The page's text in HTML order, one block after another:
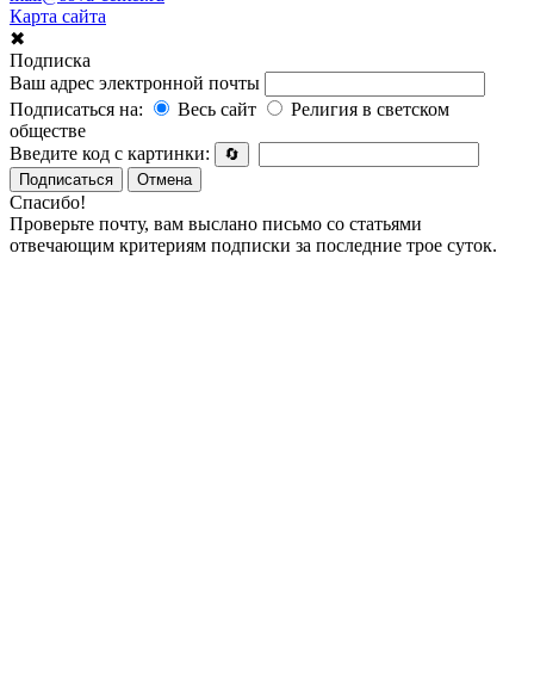
Карта сайта
✖
Подписка
Ваш адрес электронной почты
Подписаться на:
Весь сайт
Религия в светском
обществе
Введите код с картинки:
🔄
Подписаться
Отмена
Спасибо!
Проверьте почту, вам выслано письмо со статьями
отвечающим критериям подписки за последние трое суток.